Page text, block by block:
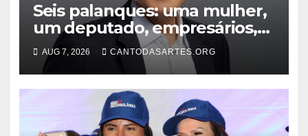
Seis palanques: uma mulher,
um deputado, empresários,
professor e vice-governador;
Conheça todos os nomes que
disputam o Governo do TO
AUG 7, 2026 CANTODASARTES.ORG